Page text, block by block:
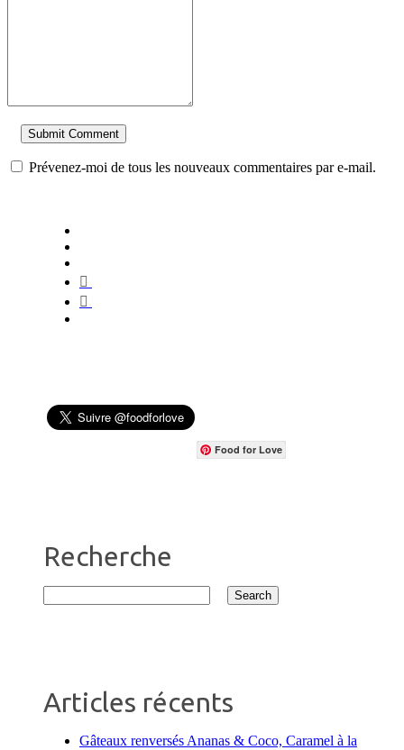
Prévenez-moi de tous les nouveaux commentaires par e-mail.
Food for Love
Recherche
Articles récents
Gâteaux renversés Ananas & Coco, Caramel à la